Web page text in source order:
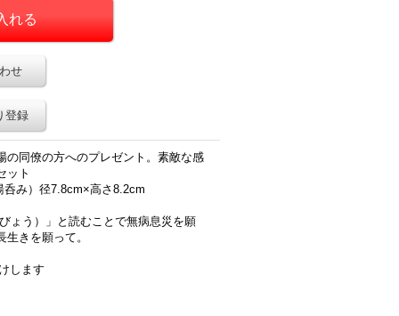
せ
登録
の同僚の方へのプレゼント。素敵な感
ット
み）径7.8cm×高さ8.2cm
ょう）」と読むことで無病息災を願
きを願って。
します